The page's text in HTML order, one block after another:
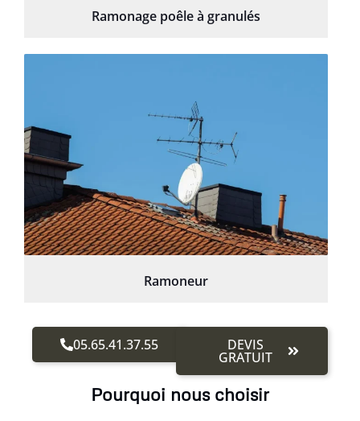
Ramonage poêle à granulés
Ramoneur
05.65.41.37.55 DEVIS
GRATUIT
Pourquoi nous choisir